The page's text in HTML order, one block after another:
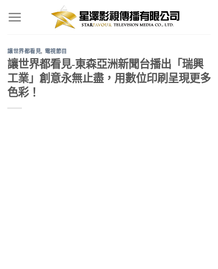
讓世界都看見, 電視節目
讓世界都看見-東森亞洲新聞台播出「瑞興
工業」創意永無止盡，用數位印刷呈現更多
色彩！